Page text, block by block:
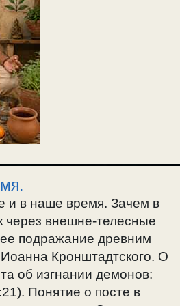
и в наше время. Зачем в
через внешне-телесные
подражание древним
Кронштадтского. О
об изгнании демонов:
Понятие о посте в